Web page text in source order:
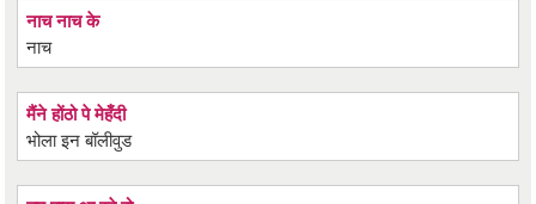
नाच नाच के
नाच
मैंने होंठो पे मेहँदी
भोला इन बॉलीवुड